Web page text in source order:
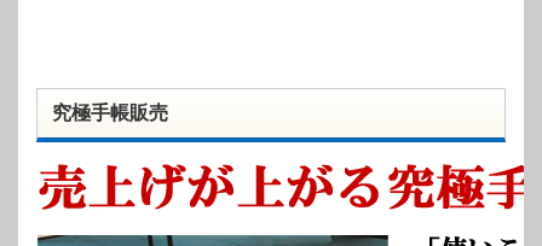
究極手帳販売